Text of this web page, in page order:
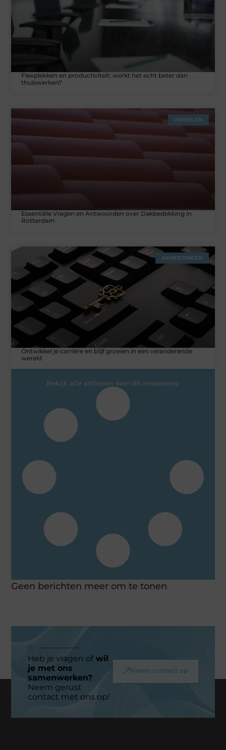
Flexplekken en productiviteit: werkt het echt beter dan
thuiswerken?
WINKELEN
Essentiële Vragen en Antwoorden over Dakbedekking in
Rotterdam
AANBIEDINGEN
Ontwikkel je carrière en blijf groeien in een veranderende
wereld
Bekijk alle artikelen over dit onderwerp
Geen berichten meer om te tonen
Heb je vragen ofwil
je met ons
samenwerken?
Neem gerust
contact met ons op!
Neem contact op